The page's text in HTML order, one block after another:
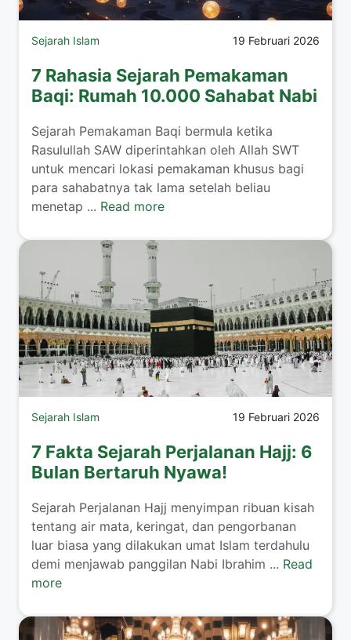
Sejarah Islam 19 Februari 2026
7 Rahasia Sejarah Pemakaman
Baqi: Rumah 10.000 Sahabat Nabi
Sejarah Pemakaman Baqi bermula ketika
Rasulullah SAW diperintahkan oleh Allah SWT
untuk mencari lokasi pemakaman khusus bagi
para sahabatnya tak lama setelah beliau
menetap ... Read more
Sejarah Islam 19 Februari 2026
7 Fakta Sejarah Perjalanan Hajj: 6
Bulan Bertaruh Nyawa!
Sejarah Perjalanan Hajj menyimpan ribuan kisah
tentang air mata, keringat, dan pengorbanan
luar biasa yang dilakukan umat Islam terdahulu
demi menjawab panggilan Nabi Ibrahim ... Read
more